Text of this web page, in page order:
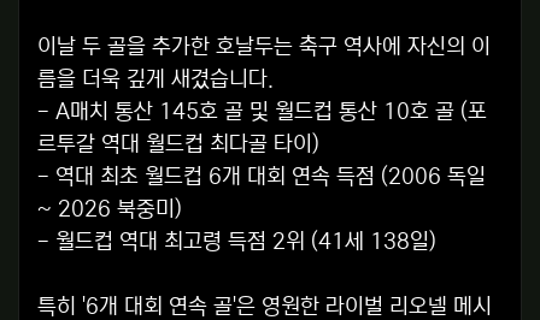
이날 두 골을 추가한 호날두는 축구 역사에 자신의 이
름을 더욱 깊게 새겼습니다.
- A매치 통산 145호 골 및 월드컵 통산 10호 골 (포
르투갈 역대 월드컵 최다골 타이)
- 역대 최초 월드컵 6개 대회 연속 득점 (2006 독일
~ 2026 북중미)
- 월드컵 역대 최고령 득점 2위 (41세 138일)
특히 '6개 대회 연속 골'은 영원한 라이벌 리오넬 메시